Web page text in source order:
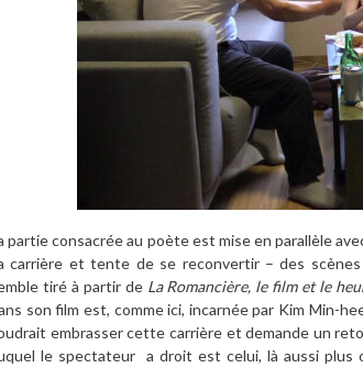
partie consacrée au poète est mise en parallèle
carrière et tente de se reconvertir – des
tiré à partir deLa Romancière, le film et le
son film est, comme ici, incarnée par Kim Min-
embrasser cette carrière et demande un
le spectateur a droit est celui, là aussi plus